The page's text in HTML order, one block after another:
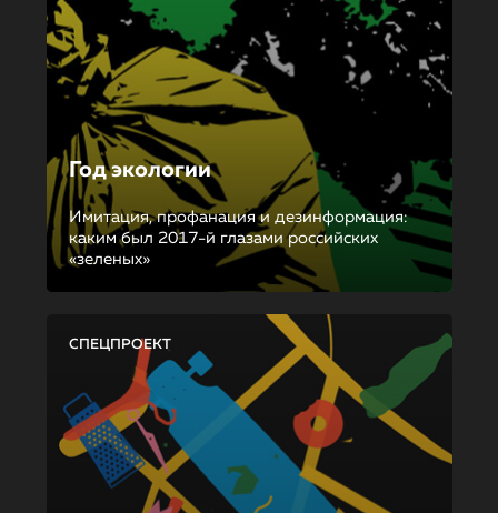
Год экологии
Имитация, профанация и дезинформация:
каким был 2017-й глазами российских
«зеленых»
СПЕЦПРОЕКТ